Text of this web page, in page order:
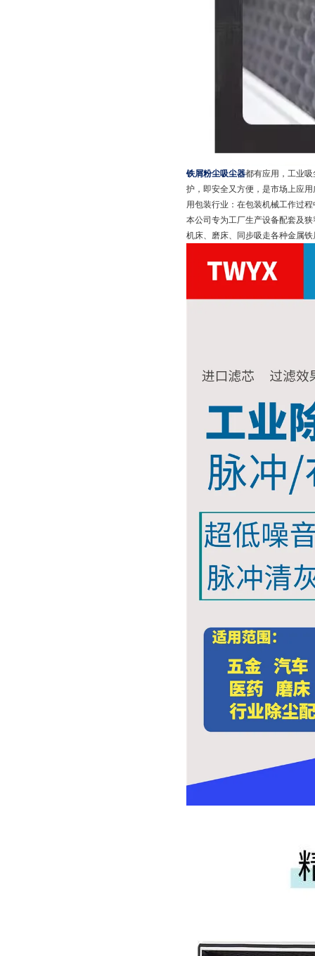
铁屑粉尘吸尘器都有应用，工业
护，即安全又方便，是市场上应
用包装行业：在包装机械工作过
本公司专为工厂生产设备配套及
机床、磨床、同步吸走各种金属铁